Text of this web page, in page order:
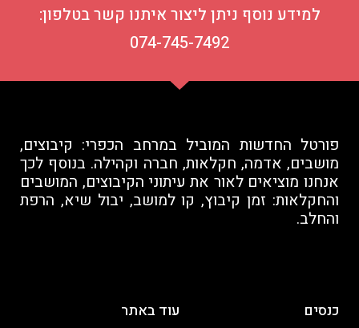
למידע נוסף ניתן ליצור איתנו קשר בטלפון:
074-745-7492
פורטל החדשות המוביל במרחב הכפרי: קיבוצים,
מושבים, אדמה, חקלאות, חברה וקהילה. בנוסף לכך
אנחנו מוציאים לאור את עיתוני הקיבוצים, המושבים
והחקלאות: זמן קיבוץ, קו למושב, יבול שיא, הרפת
והחלב.
כנסים עוד באתר